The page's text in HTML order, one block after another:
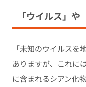
「ウイルス」
「未知のウイルスを
ありますが、これに
に含まれるシアン化